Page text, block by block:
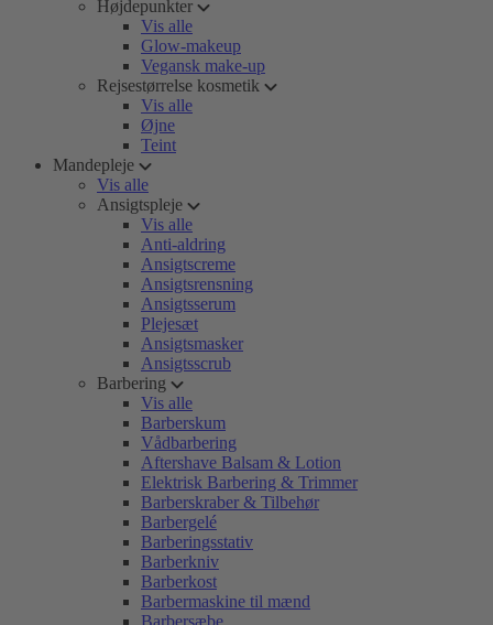
Højdepunkter
Vis alle
Glow-makeup
Vegansk make-up
Rejsestørrelse kosmetik
Vis alle
Øjne
Teint
Mandepleje
Vis alle
Ansigtspleje
Vis alle
Anti-aldring
Ansigtscreme
Ansigtsrensning
Ansigtsserum
Plejesæt
Ansigtsmasker
Ansigtsscrub
Barbering
Vis alle
Barberskum
Vådbarbering
Aftershave Balsam & Lotion
Elektrisk Barbering & Trimmer
Barberskraber & Tilbehør
Barbergelé
Barberingsstativ
Barberkniv
Barberkost
Barbermaskine til mænd
Barbersæbe